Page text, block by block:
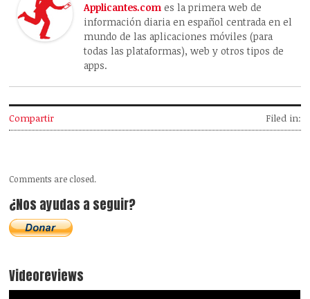
Applicantes.com es la primera web de
información diaria en español centrada en el
mundo de las aplicaciones móviles (para
todas las plataformas), web y otros tipos de
apps.
Compartir Filed in:
Comments are closed.
¿Nos ayudas a seguir?
Videoreviews